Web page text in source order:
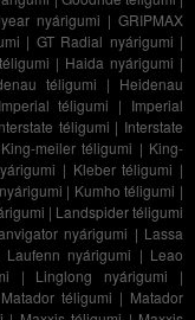
nyárigumi | GRIPMAX
| GT Radial nyárigumi |
| Haida nyárigumi |
téligumi | Heidenau
Imperial téligumi | Imperial
téligumi | Interstate
King-meiler téligumi | King-
| Kleber téligumi |
| Kumho téligumi |
| Landspider téligumi
nyárigumi | Lassa
Laufenn nyárigumi | Leao
| Linglong nyárigumi |
Matador téligumi | Matador